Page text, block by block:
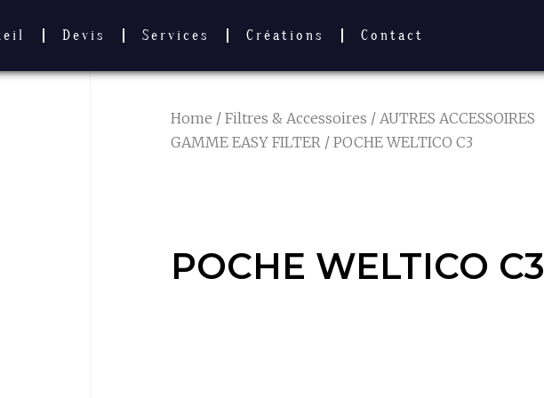
Devis Services Créations Contact
Home / Filtres & Accessoires / AUTRES ACCESSOIRES
GAMME EASY FILTER / POCHE WELTICO C3
POCHE WELTICO C3